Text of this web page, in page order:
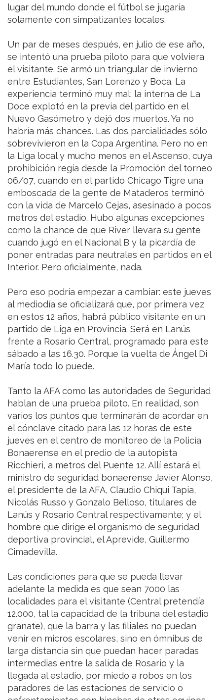
lugar del mundo donde el fútbol se jugaría
solamente con simpatizantes locales.
Un par de meses después, en julio de ese año,
se intentó una prueba piloto para que volviera
el visitante. Se armó un triangular de invierno
entre Estudiantes, San Lorenzo y Boca. La
experiencia terminó muy mal: la interna de La
Doce explotó en la previa del partido en el
Nuevo Gasómetro y dejó dos muertos. Ya no
habría más chances. Las dos parcialidades sólo
sobrevivieron en la Copa Argentina. Pero no en
la Liga local y mucho menos en el Ascenso, cuya
prohibición regía desde la Promoción del torneo
06/07, cuando en el partido Chicago Tigre una
emboscada de la gente de Mataderos terminó
con la vida de Marcelo Cejas, asesinado a pocos
metros del estadio. Hubo algunas excepciones
como la chance de que River llevara su gente
cuando jugó en el Nacional B y la picardía de
poner entradas para neutrales en partidos en el
Interior. Pero oficialmente, nada.
Pero eso podría empezar a cambiar: este jueves
al mediodía se oficializará que, por primera vez
en estos 12 años, habrá público visitante en un
partido de Liga en Provincia. Será en Lanús
frente a Rosario Central, programado para este
sábado a las 16.30. Porque la vuelta de Ángel Di
María todo lo puede.
Tanto la AFA como las autoridades de Seguridad
hablan de una prueba piloto. En realidad, son
varios los puntos que terminarán de acordar en
el cónclave citado para las 12 horas de este
jueves en el centro de monitoreo de la Policía
Bonaerense en el predio de la autopista
Ricchieri, a metros del Puente 12. Allí estará el
ministro de seguridad bonaerense Javier Alonso,
el presidente de la AFA, Claudio Chiqui Tapia,
Nicolás Russo y Gonzalo Belloso, titulares de
Lanús y Rosario Central respectivamente; y el
hombre que dirige el organismo de seguridad
deportiva provincial, el Aprevide, Guillermo
Cimadevilla.
Las condiciones para que se pueda llevar
adelante la medida es que sean 7000 las
localidades para el visitante (Central pretendía
12.000, tal la capacidad de la tribuna del estadio
granate), que la barra y las filiales no puedan
venir en micros escolares, sino en ómnibus de
larga distancia sin que puedan hacer paradas
intermedias entre la salida de Rosario y la
llegada al estadio, por miedo a robos en los
paradores de las estaciones de servicio o